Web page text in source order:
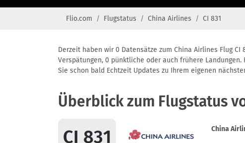
Flio.com Flugstatus China Airlines CI 831
Derzeit haben wir 0 Datensätze zum China Airlines Flug
Verspätungen, 0 pünktliche oder auch frühere
Sie schon bald Echtzeit Updates zu Ihrem eigenen
Überblick zum Flugstatus
CI 831 China